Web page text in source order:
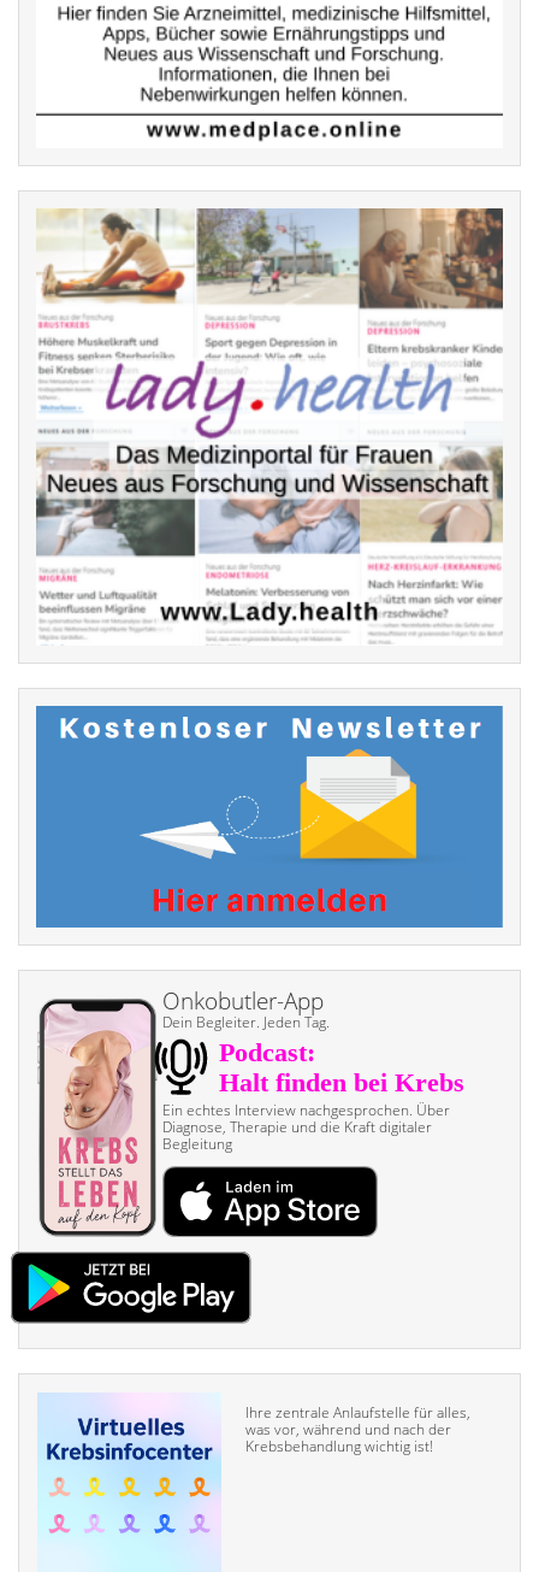
Onkobutler-App
Dein Begleiter. Jeden Tag.
Ein echtes Interview nach­gesprochen. Über
Diagnose, Therapie und die Kraft digitaler
Begleitung
Ihre zentrale Anlaufstelle für alles,
was vor, während und nach der
Krebsbehandlung wichtig ist!